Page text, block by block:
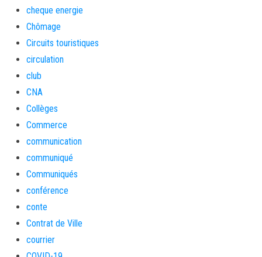
cheque energie
Chômage
Circuits touristiques
circulation
club
CNA
Collèges
Commerce
communication
communiqué
Communiqués
conférence
conte
Contrat de Ville
courrier